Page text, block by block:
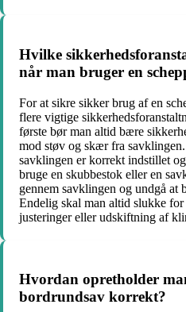
Hvilke
når man bruger en
For at sikre sikker brug af en
flere vigtige
første bør man altid bære
mod støv og skær fra
savklingen er korrekt indstillet
bruge en skubbestok eller en
gennem savklingen og undgå at
Endelig skal man altid slukke
justeringer eller udskiftning af
Hvordan opretholder
bordrundsav korrekt?